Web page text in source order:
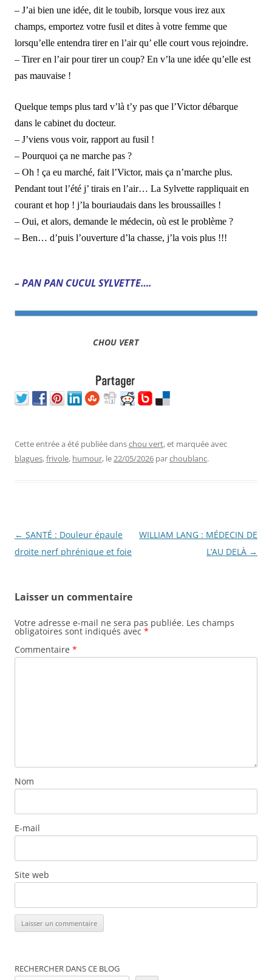
– J’ai bien une idée, dit le toubib, lorsque vous irez aux
champs, emportez votre fusil et dites à votre femme que
lorsqu’elle entendra tirer en l’air qu’ elle court vous rejoindre.
– Tirer en l’air pour tirer un coup? En v’la une idée qu’elle est
pas mauvaise !
Quelque temps plus tard v’là t’y pas que l’Victor débarque
dans le cabinet du docteur.
– J’viens vous voir, rapport au fusil !
– Pourquoi ça ne marche pas ?
– Oh ! ça eu marché, fait l’Victor, mais ça n’marche plus.
Pendant tout l’été j’ tirais en l’air… La Sylvette rappliquait en
courant et hop ! j’la bouriaudais dans les broussailles !
– Oui, et alors, demande le médecin, où est le problème ?
– Ben… d’puis l’ouverture d’la chasse, j’la vois plus !!!
– PAN PAN CUCUL SYLVETTE….
CHOU VERT
Cette entrée a été publiée danschou vert, et marquée avec
blagues,frivole, humour, le22/05/2026 parchoublanc.
Navigation
des
← SANTÉ : Douleur épaule
droite nerf phrénique et foie
WILLIAM LANG : MÉDECIN DE
L’AU DELÀ →
Laisser un commentaire
Votre adresse e-mail ne sera pas publiée. Les champs
obligatoires sont indiqués avec *
Commentaire *
Nom
E-mail
Site web
RECHERCHER DANS CE BLOG